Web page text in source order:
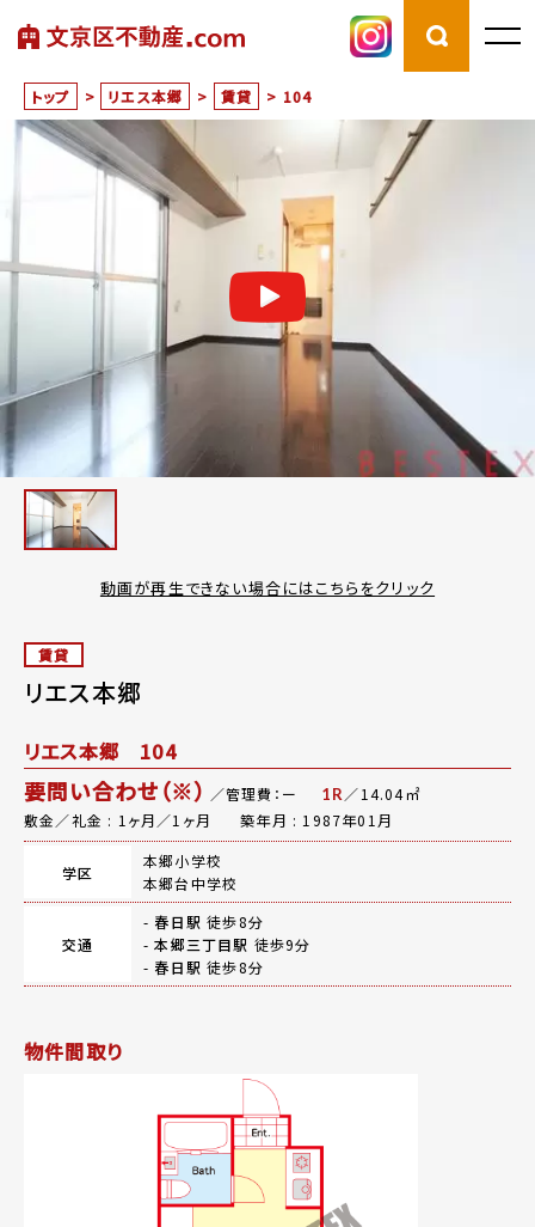
トップ > リエス本郷 > 賃貸 > 104
動画が再生できない場合にはこちらをクリック
賃貸
リエス本郷
リエス本郷 104
要問い合わせ（※） ／管理費：ー 1R／14.04㎡
敷金／礼金 : 1ヶ月／1ヶ月
築年月 : 1987年01月
学区
本郷小学校
本郷台中学校
交通
- 春日駅 徒歩8分
-本郷三丁目駅 徒歩9分
- 春日駅 徒歩8分
物件間取り